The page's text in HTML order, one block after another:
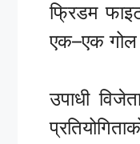
फ्रिडम
एक–एक गोल
उपाधी